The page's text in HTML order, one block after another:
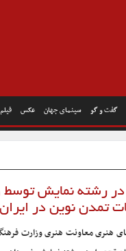
گفت و گو سینمای جهان عکس
در رشته نمایش
تمدن نوین در
هنری معاونت هنری وزارت